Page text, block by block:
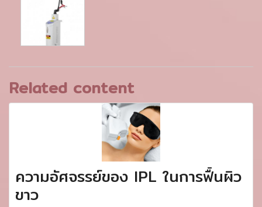
Related content
ความอัศจรรย์ของ IPL ในการฟื้นผิว
ขาว